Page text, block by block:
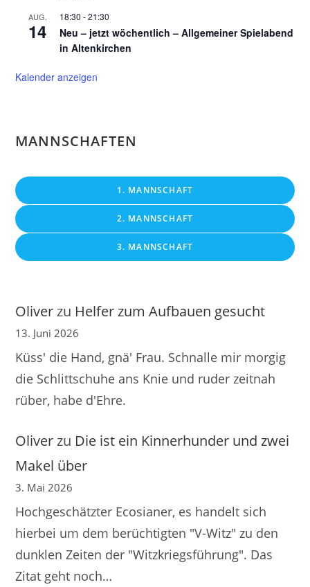
AUG.
14
18:30 -21:30
Neu – jetzt wöchentlich – Allgemeiner Spielabend
in Altenkirchen
Kalender anzeigen
MANNSCHAFTEN
1. MANNSCHAFT
2. MANNSCHAFT
3. MANNSCHAFT
Oliverzu Helfer zum Aufbauen gesucht
13. Juni 2026
Küss' die Hand, gnä' Frau. Schnalle mir morgig
die Schlittschuhe ans Knie und ruder zeitnah
rüber, habe d'Ehre.
Oliverzu Die ist ein Kinnerhunder und zwei
Makel über
3. Mai 2026
Hochgeschätzter Ecosianer, es handelt sich
hierbei um dem berüchtigten "V-Witz" zu den
dunklen Zeiten der "Witzkriegsführung". Das
Zitat geht noch…